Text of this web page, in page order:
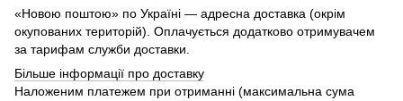
«Новою поштою» по Україні — адресна доставка (окрім
окупованих територій). Оплачується додатково отримувачем
за тарифам служби доставки.
Більше інформації про доставку
Наложеним платежем при отриманні (максимальна сума